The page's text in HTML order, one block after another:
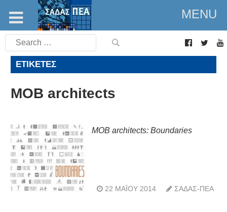
MENU
Search
for:
ΕΤΙΚΈΤΕΣ
MOB architects
MOB architects: Boundaries
22 ΜΑΪ́ΟΥ 2014 ΣΑΔΑΣ-ΠΕΑ